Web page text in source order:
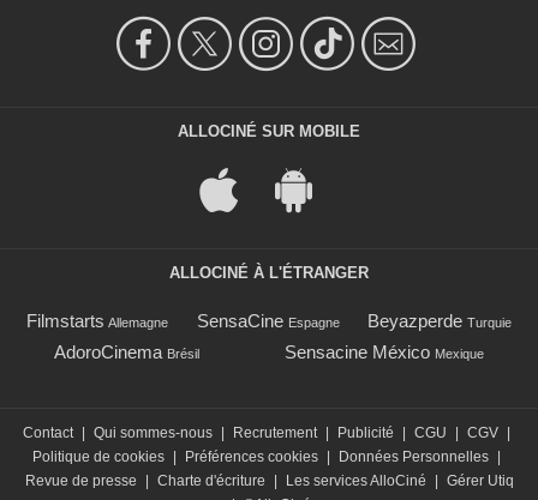
ALLOCINÉ SUR MOBILE
ALLOCINÉ À L'ÉTRANGER
Filmstarts Allemagne SensaCine Espagne Beyazperde Turquie
AdoroCinema Brésil Sensacine México Mexique
Contact Qui sommes-nous Recrutement Publicité CGU CGV
Politique de cookies
Préférences cookies Données Personnelles
Revue de presse
Charte d'écriture Les services AlloCiné
Gérer Utiq